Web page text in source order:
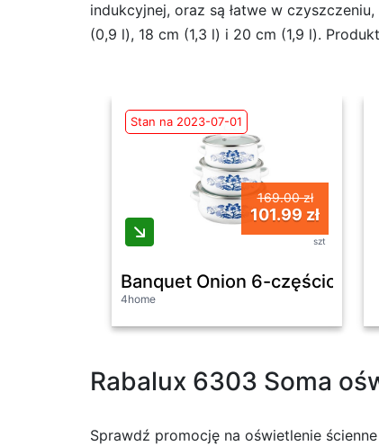
indukcyjnej, oraz są łatwe w
(0,9 l), 18 cm (1,3 l) i 20 cm (1,9 l).
Stan na 2023-07-01
169.00 zł
101.99 zł
szt
Banquet Onion 6-częściowy
4home
Rabalux 6303 Soma
Sprawdź promocję na oświetlenie